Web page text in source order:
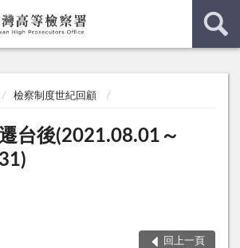
檢察制度世紀回顧
台後(2021.08.01～
回上一頁